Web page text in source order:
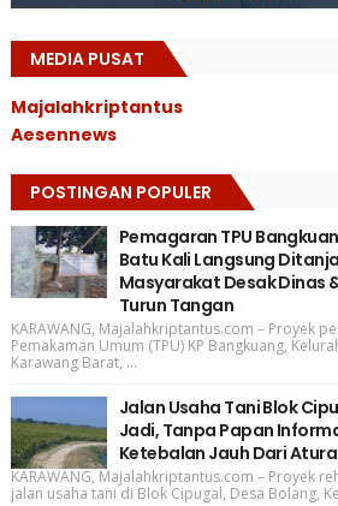
MEDIA PUSAT
Majalahkriptantus
Aesennews
POSTINGAN POPULER
Pemagaran TPU
Batu Kali Langsung
Masyarakat Desak Dinas
Turun Tangan
KARAWANG, Majalahkriptantus.com – Proyek
Pemakaman Umum (TPU) KP Bangkuang,
Karawang Barat, ...
Jalan Usaha Tani Blok
Jadi, Tanpa Papan
Ketebalan Jauh Dari
KARAWANG, Majalahkriptantus.com – Proyek
jalan usaha tani di Blok Cipugal, Desa Bolang,